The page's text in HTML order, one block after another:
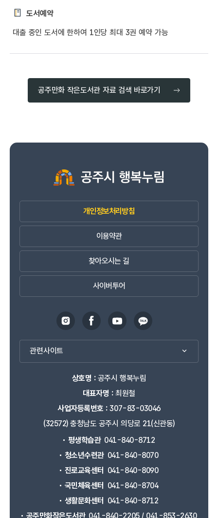
도서예약
대출 중인 도서에 한하여 1인당 최대 3권 예약 가능
공주만화 작은도서관 자료 검색 바로가기
개인정보처리방침
이용약관
찾아오시는 길
사이버투어
관련사이트
상호명 :공주시 행복누림
대표자명 :최원철
사업자등록번호 :307-83-03046
(32572) 충청남도 공주시 의당로 21(신관동)
평생학습관 041-840-8712
청소년수련관 041-840-8070
진로교육센터
041-840-8090
국민체육센터
041-840-8704
생활문화센터
041-840-8712
공주만화작은도서관 041-840-2205 / 041-853-2630